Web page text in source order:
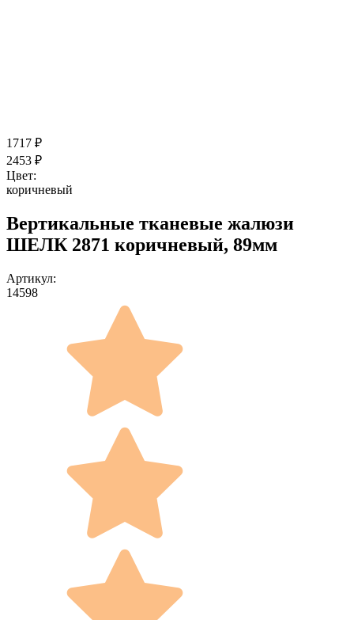
1717 ₽
2453 ₽
Цвет:
коричневый
Вертикальные тканевые жалюзи
ШЕЛК 2871 коричневый, 89мм
Артикул:
14598